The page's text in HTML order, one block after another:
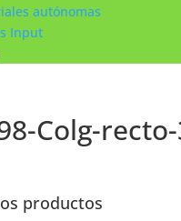
autónomas
Input
Colg-
productos